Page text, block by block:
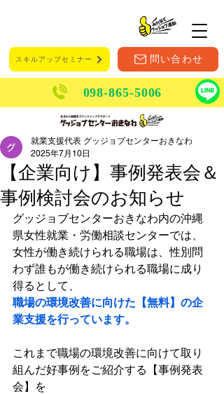
スキルアップセミナー 問い合わせ
098-865-5006
【企業向け】事例発表会＆
事例検討会のお知らせ
就業支援代表 グッジョブセンターおきなわ
2025年7月10日
グッジョブセンターおきなわ内の沖縄
県女性就業・労働相談センターでは、
女性が働き続けられる職場は、性別問
わず誰もが働き続けられる職場に成り
得るとして、
職場の環境改善に向けた【無料】の企
業支援を行っています。
これまで職場の環境改善に向けて取り
組んだ好事例をご紹介する【事例発表
会】を